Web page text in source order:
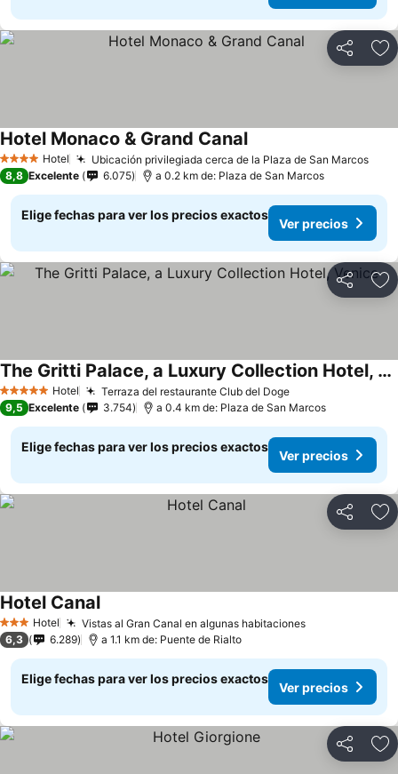
Compartir
4 EstrellasHotel Ubicación privilegiada cerca de la Plaza de San Marcos
Hotel Monaco & Grand Canal
8,8 Excelente 6.075 a 0.2 km de: Plaza de San Marcos
Elige fechas para ver los precios exactos
Ver precios
Compartir
5 Estrellas Hotel Terraza del restaurante Club del Doge
The Gritti Palace, a Luxury Collection Hotel, Venice
9,5 Excelente 3.754 a 0.4 km de: Plaza de San Marcos
Elige fechas para ver los precios exactos
Ver precios
Compartir
3 Estrellas
Hotel Vistas al Gran Canal en algunas habitaciones
Hotel Canal
6,3 6.289 a 1.1 km de: Puente de Rialto
Elige fechas para ver los precios exactos
Ver precios
Compartir